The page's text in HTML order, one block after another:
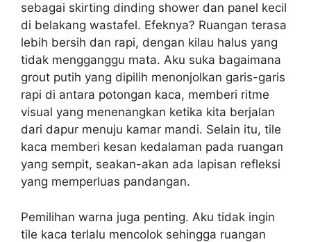
sebagai skirting dinding shower dan panel kecil
di belakang wastafel. Efeknya? Ruangan terasa
lebih bersih dan rapi, dengan kilau halus yang
tidak mengganggu mata. Aku suka bagaimana
grout putih yang dipilih menonjolkan garis-garis
rapi di antara potongan kaca, memberi ritme
visual yang menenangkan ketika kita berjalan
dari dapur menuju kamar mandi. Selain itu, tile
kaca memberi kesan kedalaman pada ruangan
yang sempit, seakan-akan ada lapisan refleksi
yang memperluas pandangan.
Pemilihan warna juga penting. Aku tidak ingin
tile kaca terlalu mencolok sehingga ruangan